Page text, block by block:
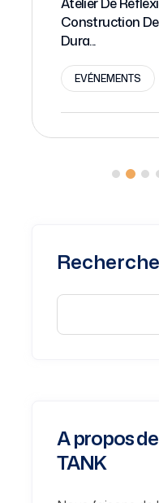
Construction
Dura...
EVÉNEMENTS
A propos
TANK